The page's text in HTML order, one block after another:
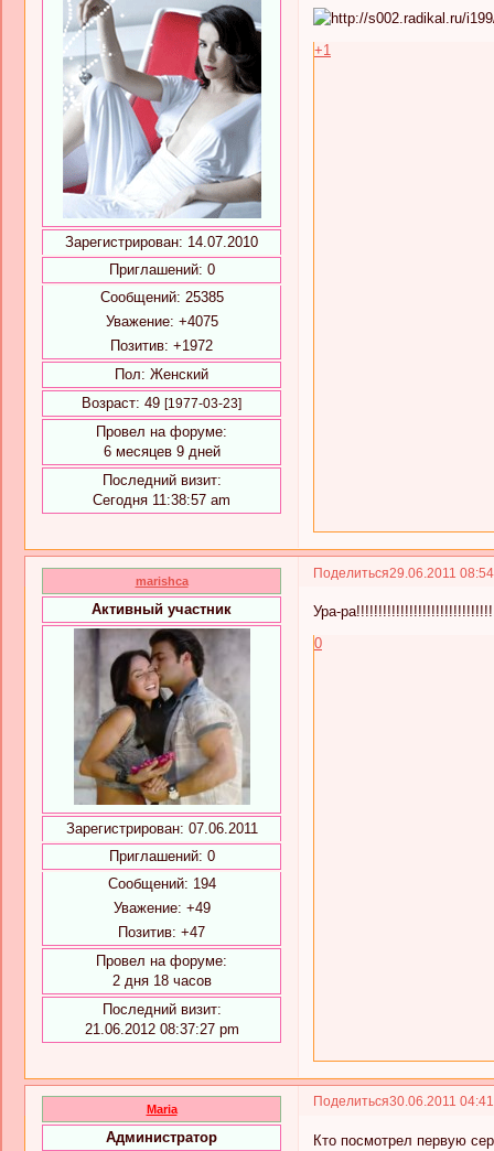
Зарегистрирован: 14.07.2010
Приглашений: 0
Сообщений: 25385
Уважение: +4075
Позитив: +1972
Пол: Женский
Возраст: 49 [1977-03-23]
Провел на форуме:
6 месяцев 9 дней
Последний визит:
Сегодня 11:38:57 am
+1
Поделиться29.06.2011
marishca
Активный участник
Зарегистрирован: 07.06.2011
Приглашений: 0
Сообщений: 194
Уважение: +49
Позитив: +47
Провел на форуме:
2 дня 18 часов
Последний визит:
21.06.2012 08:37:27 pm
Ура-
0
Поделиться30.06.2011
Maria
Администратор
Кто посмотрел первую